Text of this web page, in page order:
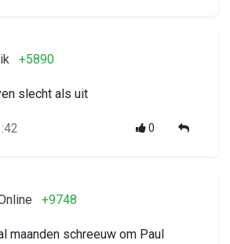
+5890
slecht als uit
0
+9748
maanden schreeuw om Paul